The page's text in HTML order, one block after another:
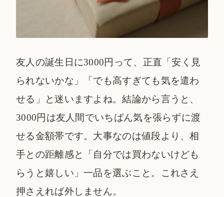
友人の誕生日に3000円って、正直「安く見
られないかな」「でも高すぎても気を遣わ
せる」と迷いますよね。結論から言うと、
3000円は友人間でいちばん気を張らずに渡
せる金額帯です。大事なのは値段より、相
手との距離感と「自分では買わないけども
らうと嬉しい」一品を選ぶこと。これさえ
押さえれば外しません。